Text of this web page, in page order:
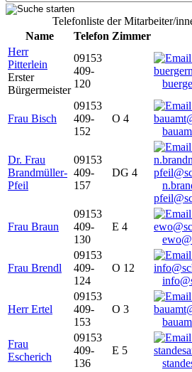
Telefonliste der Mitarbeiter/
Name
Telefon Zimmer
Herr
Pitterlein
Erster
Bürgermeister
09153
409-
120
Frau Bisch
09153
409-
152
O 4
Dr. Frau
Brandmüller-
Pfeil
09153
409-
157
DG 4
Frau Braun
09153
409-
130
E 4
Frau Brendl
09153
409-
124
O 12
Herr Ertel
09153
409-
153
O 3
Frau
Escherich
09153
409-
136
E 5